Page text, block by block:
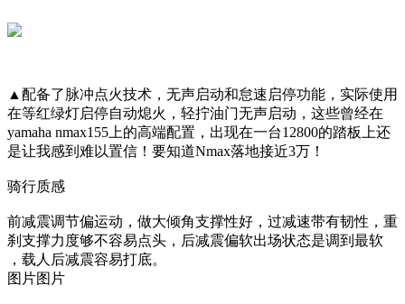
▲配备了脉冲点火技术，无声启动和怠速启停功能，实际使用
在等红绿灯启停自动熄火，轻拧油门无声启动，这些曾经在
yamaha nmax155上的高端配置，出现在一台12800的踏板上还
是让我感到难以置信！要知道Nmax落地接近3万！
骑行质感
前减震调节偏运动，做大倾角支撑性好，过减速带有韧性，重
刹支撑力度够不容易点头，后减震偏软出场状态是调到最软
，载人后减震容易打底。
图片图片